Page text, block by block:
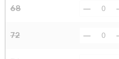
68
72